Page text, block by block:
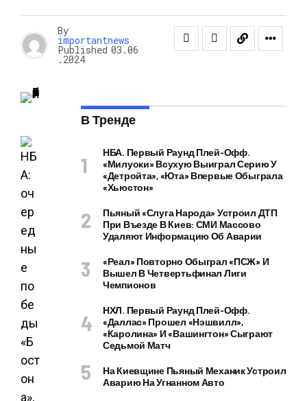
By
importantnews
Published 03.06
.2024
В Тренде
НБА. Первый Раунд Плей-Офф.
«Милуоки» Всухую Выиграл Серию У
«Детройта», «Юта» Впервые Обыграла
«Хьюстон»
Пьяный «слуга Народа» Устроил ДТП
При Въезде В Киев: СМИ Массово
Удаляют Информацию Об Аварии
«Реал» Повторно Обыграл «ПСЖ» И
Вышел В Четвертьфинал Лиги
Чемпионов
НХЛ. Первый Раунд Плей-Офф.
«Даллас» Прошел «Нэшвилл»,
«Каролина» И «Вашингтон» Сыграют
Седьмой Матч
На Киевщине Пьяный Механик Устроил
Аварию На Угнанном Авто